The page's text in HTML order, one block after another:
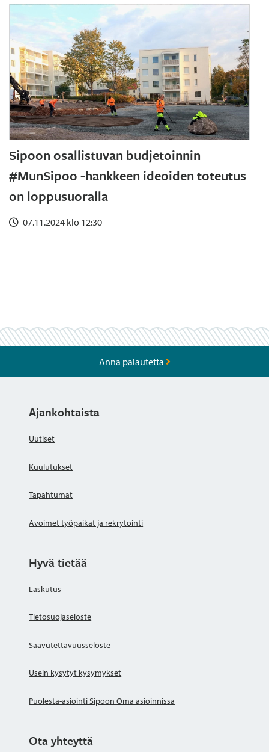
Sipoon osallistuvan budjetoinnin
#MunSipoo -hankkeen ideoiden toteutus
on loppusuoralla
07.11.2024 klo 12:30
Anna palautetta
Ajankohtaista
Uutiset
Kuulutukset
Tapahtumat
Avoimet työpaikat ja rekrytointi
Hyvä tietää
Laskutus
Tietosuojaseloste
Saavutettavuusseloste
Usein kysytyt kysymykset
Puolesta-asiointi Sipoon Oma asioinnissa
Ota yhteyttä